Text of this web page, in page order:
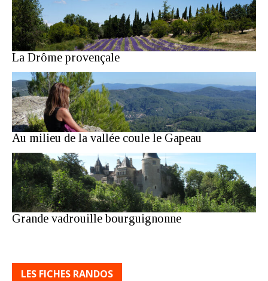
La Drôme provençale
Au milieu de la vallée coule le Gapeau
Grande vadrouille bourguignonne
LES FICHES RANDOS